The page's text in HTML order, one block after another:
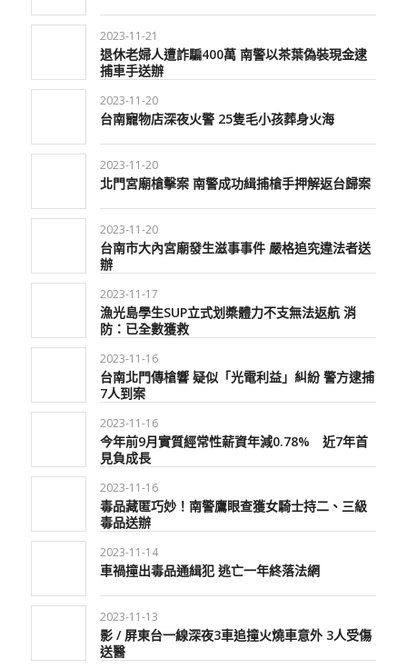
2023-11-21
退休老婦人遭詐騙400萬 南警以茶葉偽裝現金逮
捕車手送辦
2023-11-20
台南寵物店深夜火警 25隻毛小孩葬身火海
2023-11-20
北門宮廟槍擊案 南警成功緝捕槍手押解返台歸案
2023-11-20
台南市大內宮廟發生滋事事件 嚴格追究違法者送
辦
2023-11-17
漁光島學生SUP立式划槳體力不支無法返航 消
防：已全數獲救
2023-11-16
台南北門傳槍響 疑似「光電利益」糾紛 警方逮捕
7人到案
2023-11-16
今年前9月實質經常性薪資年減0.78% 近7年首
見負成長
2023-11-16
毒品藏匿巧妙！南警鷹眼查獲女騎士持二、三級
毒品送辦
2023-11-14
車禍撞出毒品通緝犯 逃亡一年終落法網
2023-11-13
影 / 屏東台一線深夜3車追撞火燒車意外 3人受傷
送醫